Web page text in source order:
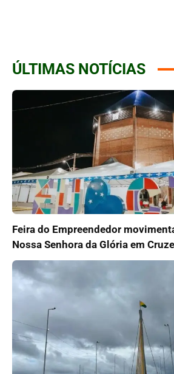
ÚLTIMAS NOTÍCIAS
Feira do Empreendedor
Nossa Senhora da Glória em